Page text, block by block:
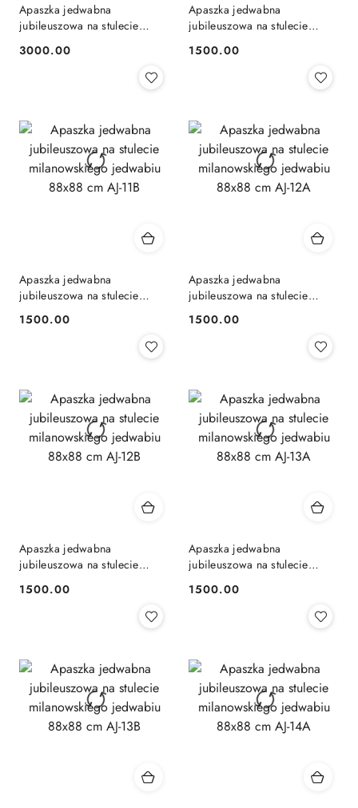
Apaszka jedwabna
jubileuszowa na stulecie
88x88 cm AJ-10B
Cena:
3000.00
Apaszka jedwabna
jubileuszowa na stulecie
88x88 cm AJ-11A
Cena:
1500.00
Apaszka jedwabna
jubileuszowa na stulecie
88x88 cm AJ-11B
Cena:
1500.00
Apaszka jedwabna
jubileuszowa na stulecie
88x88 cm AJ-12A
Cena:
1500.00
Apaszka jedwabna
jubileuszowa na stulecie
88x88 cm AJ-12B
Cena:
1500.00
Apaszka jedwabna
jubileuszowa na stulecie
88x88 cm AJ-13A
Cena:
1500.00